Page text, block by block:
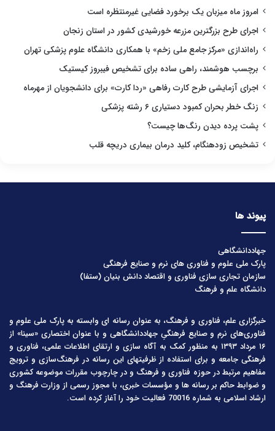
امروز ماه میزبان یک برخورد فضایی غیرمنتظره است
اجرای طرح بزرگترین مزرعه خورشیدی کشور در استان زنجان
راه‌اندازی «مرکز جامع ملی زخم» با همکاری دانشگاه علوم پزشکی تهران
برچسب هوشمند، راهی ساده برای تشخیص فیبروز کیستیک
اجرای آزمایشی طرح کارت رفاهی «ردا کارت» برای دانشجویان از مهرماه
زنگ خطر بحران کمبود دستیاری ۶ رشته پزشکی
پشت پرده دیدن رنگ‌ها چیست؟
تشخیص زودهنگام، کلید درمان بیماری دریچه قلب
پیوند ها
جهاددانشگاهی
پارک ملی علوم و فناوری های نرم و صنایع فرهنگی
سازمان تجاری سازی فناوری و اقتصاد دانش بنیان (ستفا)
دانشگاه علم و فرهنگ
خبرگزاری علم، فناوری و فرهنگ، به عنوان رسانه ای وابسته به پارک ملی علوم و
فناوری‌های نرم و صنایع فرهنگیِ جهاددانشگاهی و با عنوان اختصاری «سینا» از
۱۶ مرداد ۱۳۹۳ به منظور کمک به آگاه سازی و ارتقای اطلاعات علمی، فناوری و
فرهنگی جامعه و برای استفاده از ظرفیتهای این رسانه در فرهنگ‌سازی و ترویج
مفاهیم مرتبط در حوزه فناوری و فرهنگ و در چارچوب مقررات موضوعه کشوری
و ضوابط حاکم بر رسانه ها و مؤسسات خبری، با مجوز رسمی از وزارت فرهنگ و
ارشاد اسلامی به شماره 70016 فعالیت خود را آغاز کرده است.